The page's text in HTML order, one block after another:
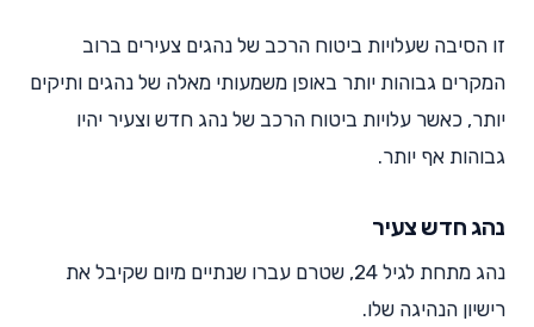
זו הסיבה שעלויות ביטוח הרכב של נהגים צעירים ברוב
המקרים גבוהות יותר באופן משמעותי מאלה של נהגים ותיקים
יותר, כאשר עלויות ביטוח הרכב של נהג חדש וצעיר יהיו
גבוהות אף יותר.
נהג חדש צעיר
נהג מתחת לגיל 24, שטרם עברו שנתיים מיום שקיבל את
רישיון הנהיגה שלו.